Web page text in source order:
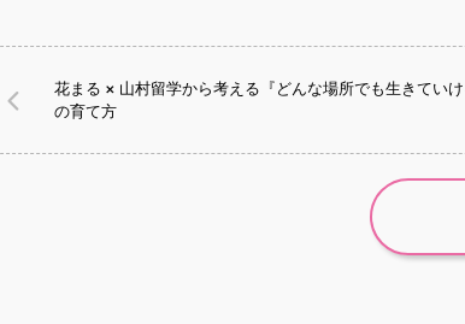
花まる × 山村留学から考える『どんな場所でも生きていけ
の育て方